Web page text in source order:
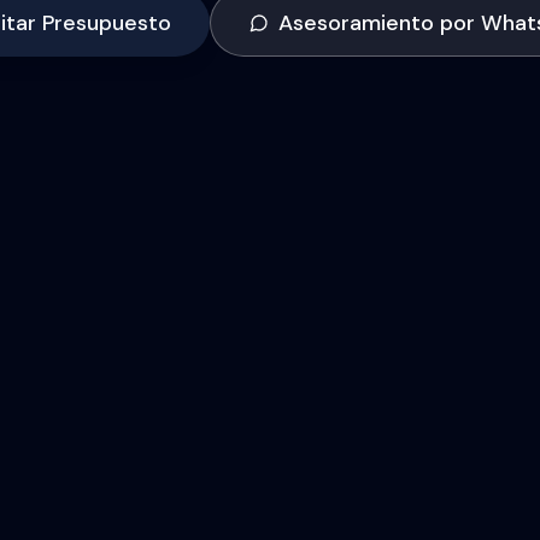
Presupuesto Asesoramiento por